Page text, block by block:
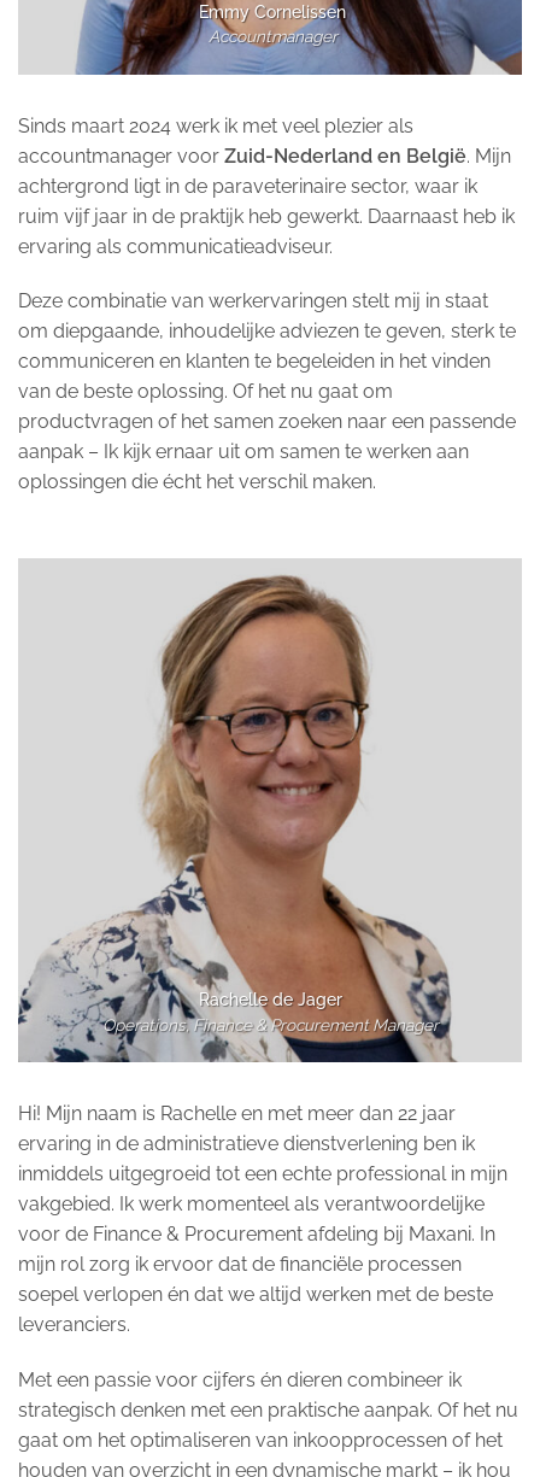
Emmy Cornelissen
Accountmanager
Sinds maart 2024 werk ik met veel plezier als
accountmanager voor Zuid-Nederland en België. Mijn
achtergrond ligt in de paraveterinaire sector, waar ik
ruim vijf jaar in de praktijk heb gewerkt. Daarnaast heb ik
ervaring als communicatieadviseur.
Deze combinatie van werkervaringen stelt mij in staat
om diepgaande, inhoudelijke adviezen te geven, sterk te
communiceren en klanten te begeleiden in het vinden
van de beste oplossing. Of het nu gaat om
productvragen of het samen zoeken naar een passende
aanpak – Ik kijk ernaar uit om samen te werken aan
oplossingen die écht het verschil maken.
Rachelle de Jager
Operations, Finance & Procurement Manager
Hi! Mijn naam is Rachelle en met meer dan 22 jaar
ervaring in de administratieve dienstverlening ben ik
inmiddels uitgegroeid tot een echte professional in mijn
vakgebied. Ik werk momenteel als verantwoordelijke
voor de Finance & Procurement afdeling bij Maxani. In
mijn rol zorg ik ervoor dat de financiële processen
soepel verlopen én dat we altijd werken met de beste
leveranciers.
Met een passie voor cijfers én dieren combineer ik
strategisch denken met een praktische aanpak. Of het nu
gaat om het optimaliseren van inkoopprocessen of het
houden van overzicht in een dynamische markt – ik hou